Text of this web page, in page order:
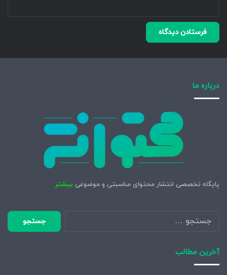
درباره ما
پایگاه تخصصی انتشار محتوای مناسبتی و موضوعی بیشتر
جستجو
برای:
آخرین مطالب